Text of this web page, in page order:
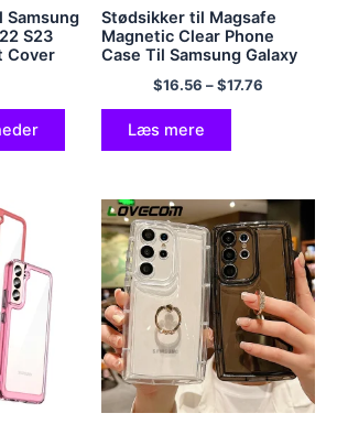
Samsung
S23
Cover
Stødsikker til Magsafe
Magnetic Clear Phone
Case Til Samsung Galaxy
S23 S22 Ultra Plus A54
A34 A14 A52 A53 A32
A33 5G Hard Cover
$16.56 –$17.76
Læs mere